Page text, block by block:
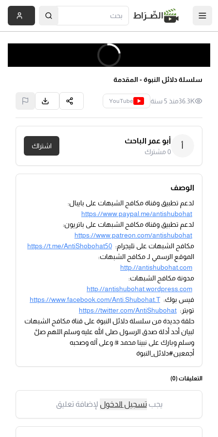
الصِّــرَاط
سلسلة دلائل النبوة - المقدمة
36.3Kمنذ 5 سنة YouTube
أ
أبو عمر الباحث
0مشترك
اشتراك
الوصف
لدعم تطبيق وقناة مكافح الشبهات على بايبال:
https://www.paypal.me/antishubohat
لدعم تطبيق وقناة مكافح الشبهات على باتريون:
https://www.patreon.com/antishubohat
مكافح الشبهات على تليجرام: https://t.me/AntiShobohat50
الموقع الرسمي لـ مكافح الشبهات:
http://antishubohat.com
مدونة مكافح الشبهات:
http://antishubohat.wordpress.com
فيس بوك: https://www.facebook.com/Anti.Shubohat.T
تويتر: https://twitter.com/AntiShubohat
حلقة جديدة من سلسلة دلائل النبوة على قناة مكافح الشبهات
لبيان أحد أدلة صدق الرسول صلى الله عليه وسلم.اللهم صلَّ
وسلم وبارك على نبينا محمد ﷺ وعلى آله وصحبه
أجمعين#دلائل_النبوة
التعليقات (0
)
يجبتسجيل الدخول لإضافة تعليق